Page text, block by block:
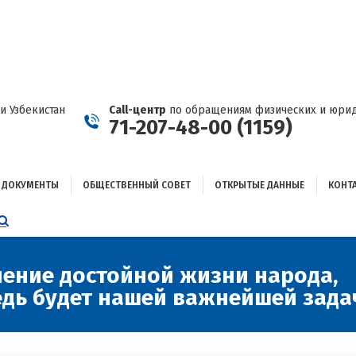
Узбекистан Call-центр по обращениям физических и
71-207-48-00 (1159)
ДОКУМЕНТЫ ОБЩЕСТВЕННЫЙ СОВЕТ ОТКРЫТЫЕ ДАННЫЕ
достойной жизни народа,
будет нашей важнейшей